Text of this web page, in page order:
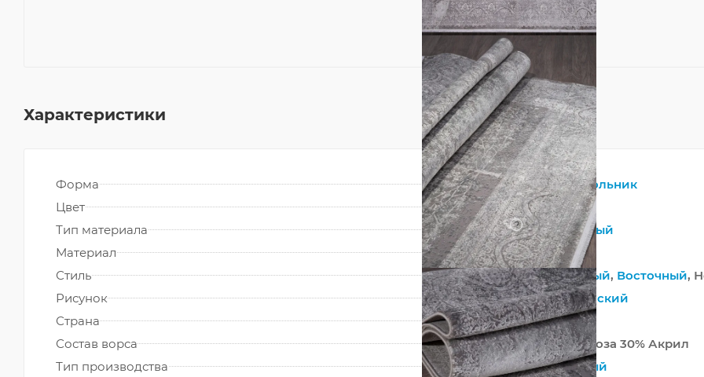
Характеристики
Форма
Прямоугольник
Цвет
Серый
Тип материала
?
Смешанный
Материал
Вискоза
Стиль
Винтажный, Восточный,
Рисунок
Классический
Страна
Турция
Состав ворса
70% Вискоза 30% Акрил
Тип производства
Машинный